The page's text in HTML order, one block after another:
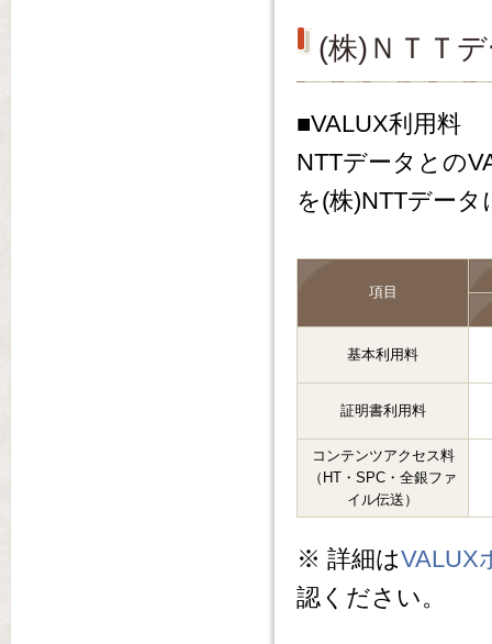
(株)ＮＴＴ
■VALUX利用料
NTTデータとの
を(株)NTTデー
項目
基本利用料
証明書利用料
コンテンツアクセス料
（HT・SPC・全銀ファ
イル伝送）
※ 詳細はVALUX
認ください。